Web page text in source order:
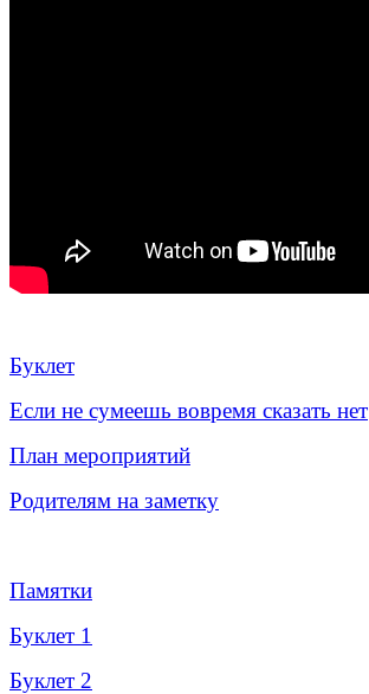
Буклет
Если не сумеешь вовремя сказать нет
План мероприятий
Родителям на заметку
Памятки
Буклет 1
Буклет 2